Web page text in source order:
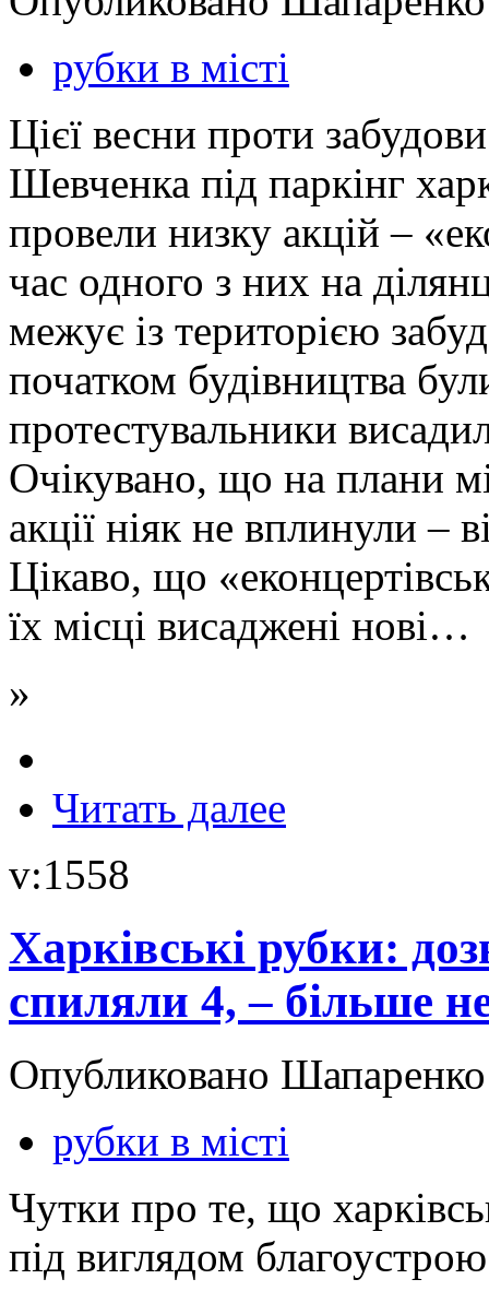
рубки в місті
Цієї весни проти
Шевченка під паркінг
провели низку акцій –
час одного з них на
межує із територією
початком будівництва
протестувальники
Очікувано, що на плани
акції ніяк не вплинули –
Цікаво, що
їх місці висаджені нові…
»
Читать далее
v:1558
Харківські рубки:
спиляли 4, – більше
Опубликовано
рубки в місті
Чутки про те, що
під виглядом